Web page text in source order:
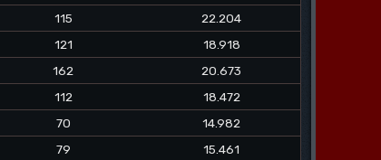
115
22.204
121
18.918
162
20.673
112
18.472
70
14.982
79
15.461